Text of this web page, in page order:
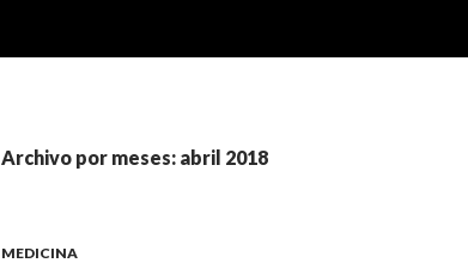
Archivo por meses: abril 2018
MEDICINA